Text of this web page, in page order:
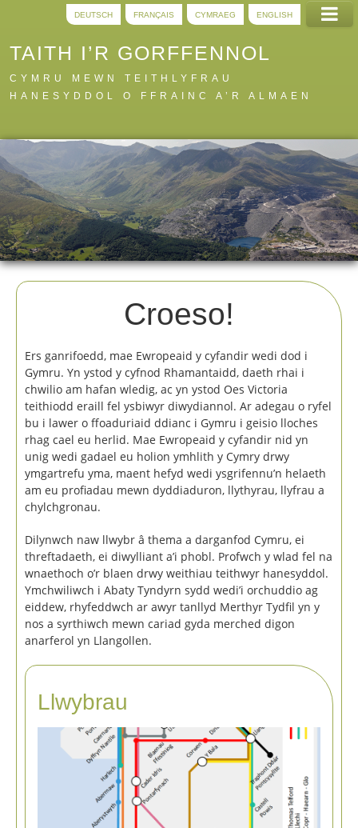
ENGLISH
CYMRAEG
FRANÇAIS
DEUTSCH
TAITH I’R GORFFENNOL
CYMRU MEWN TEITHLYFRAU
HANESYDDOL O FFRAINC A’R ALMAEN
Llwybrau
Digidol
A i Y
Gwybodaeth
Croeso!
Ers ganrifoedd, mae Ewropeaid y cyfandir wedi dod i
Gymru. Yn ystod y cyfnod Rhamantaidd, daeth rhai i
chwilio am hafan wledig, ac yn ystod Oes Victoria
teithiodd eraill fel ysbiwyr diwydiannol. Ar adegau o ryfel
bu i lawer o ffoaduriaid ddianc i Gymru i geisio lloches
rhag cael eu herlid. Mae Ewropeaid y cyfandir nid yn
unig wedi gadael eu holion ymhlith y Cymry drwy
ymgartrefu yma, maent hefyd wedi ysgrifennu’n helaeth
am eu profiadau mewn dyddiaduron, llythyrau, llyfrau a
chylchgronau.
Dilynwch naw llwybr â thema a darganfod Cymru, ei
threftadaeth, ei diwylliant a’i phobl. Profwch y wlad fel na
wnaethoch o’r blaen drwy weithiau teithwyr hanesyddol.
Ymchwiliwch i Abaty Tyndyrn sydd wedi’i orchuddio ag
eiddew, rhyfeddwch ar awyr tanllyd Merthyr Tydfil yn y
nos a syrthiwch mewn cariad gyda merched digon
anarferol yn Llangollen.
Llwybrau